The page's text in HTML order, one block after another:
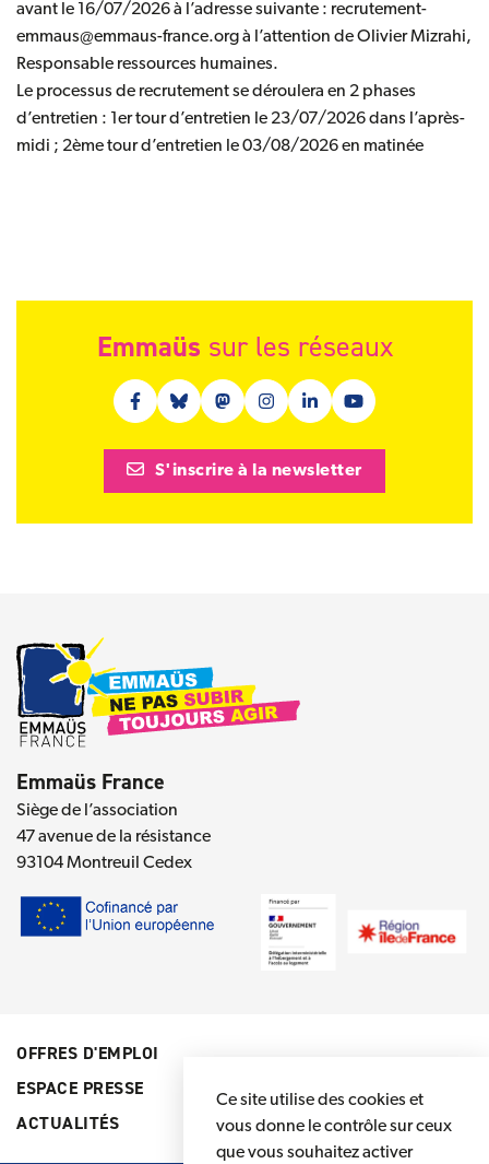
avant le 16/07/2026 à l’adresse suivante : recrutement-
emmaus@emmaus-france.orgà l’attention de Olivier Mizrahi,
Responsable ressources humaines.
Le processus de recrutement se déroulera en 2 phases
d’entretien : 1er tour d’entretien le 23/07/2026 dans l’après-
midi ; 2ème tour d’entretien le 03/08/2026 en matinée
Emmaüs sur les réseaux
Facebook (nouvelle fenêtre)
Bluesky (nouvelle fenêtre)
Mastodon (nouvelle fenêtre)
Instagram (nouvelle fenêtre)
Linkedin (nouvelle
Youtube
S'inscrire à la newsletter
Emmaüs France
Siège de l’association
47 avenue de la résistance
93104 Montreuil Cedex
OFFRES D'EMPLOI
ESPACE PRESSE
ACTUALITÉS
Ce site utilise des cookies et
vous donne le contrôle sur ceux
que vous souhaitez activer